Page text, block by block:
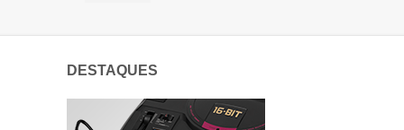
DESTAQUES